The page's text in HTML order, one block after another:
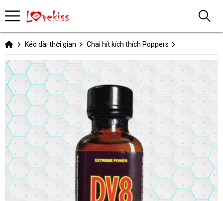
Kéo dài thời gian Chai hít kích thích Poppers